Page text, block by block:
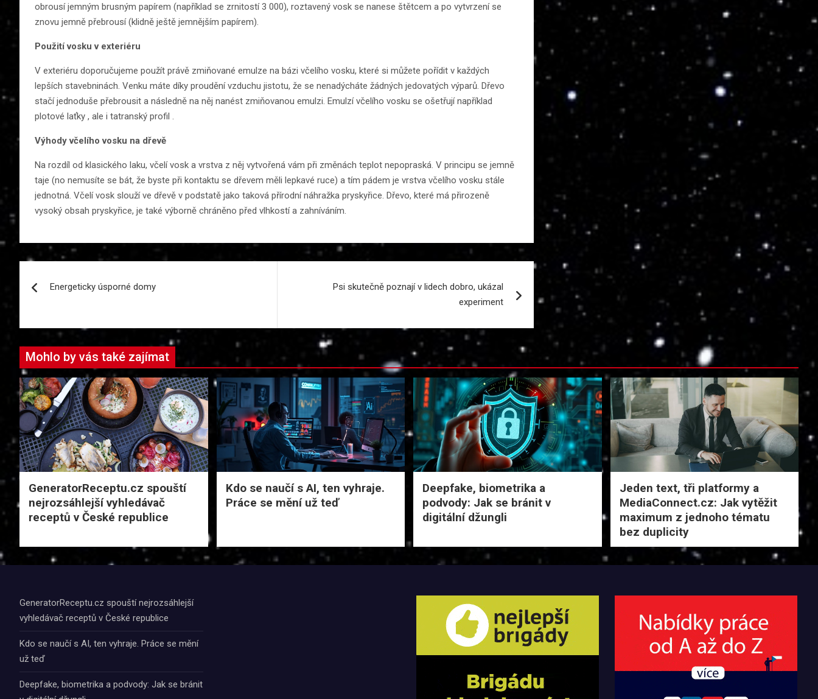
obrousí jemným brusným papírem (například se zrnitostí 3 000), roztavený vosk se nanese štětcem a po vytvrzení se
znovu jemně přebrousí (klidně ještě jemnějším papírem).
Použití vosku v exteriéru
V exteriéru doporučujeme použít právě zmiňované emulze na bázi včelího vosku, které si můžete pořídit v každých
lepších stavebninách. Venku máte díky proudění vzduchu jistotu, že se nenadýcháte žádných jedovatých výparů. Dřevo
stačí jednoduše přebrousit a následně na něj nanést zmiňovanou emulzi. Emulzí včelího vosku se ošetřují například
plotové laťky , ale i tatranský profil .
Výhody včelího vosku na dřevě
Na rozdíl od klasického laku, včelí vosk a vrstva z něj vytvořená vám při změnách teplot nepopraská. V principu se jemně
taje (no nemusíte se bát, že byste při kontaktu se dřevem měli lepkavé ruce) a tím pádem je vrstva včelího vosku stále
jednotná. Včelí vosk slouží ve dřevě v podstatě jako taková přírodní náhražka pryskyřice. Dřevo, které má přirozeně
vysoký obsah pryskyřice, je také výborně chráněno před vlhkostí a zahníváním.
pro
příspěvek
Energeticky úsporné domy
Psi skutečně poznají v lidech dobro, ukázal
experiment
Mohlo by vás také zajímat
GeneratorReceptu.cz spouští
nejrozsáhlejší vyhledávač
receptů v České republice
Kdo se naučí s AI, ten vyhraje.
Práce se mění už teď
Deepfake, biometrika a
podvody: Jak se bránit v
digitální džungli
Jeden text, tři platformy a
MediaConnect.cz: Jak vytěžit
maximum z jednoho tématu
bez duplicity
GeneratorReceptu.cz spouští nejrozsáhlejší
vyhledávač receptů v České republice
Kdo se naučí s AI, ten vyhraje. Práce se mění
už teď
Deepfake, biometrika a podvody: Jak se bránit